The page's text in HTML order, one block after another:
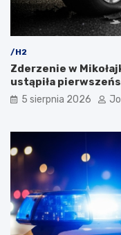
/H2
Zderzenie w
ustąpiła
5 sierpnia 2026